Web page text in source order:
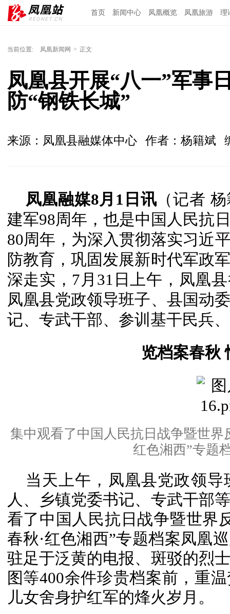
首页 新闻中心 凤凰概览 凤凰旅游 理
当前位置: 凤凰新闻网 > 正文
凤凰县开展“八一”军事
防“钢铁长城”
来源：凤凰县融媒体中心 作者：杨籍斌
凤凰融媒8月1日讯 （记者
建军98周年，也是中国人民抗
80周年，为深入贯彻落实习近
防教育，巩固发展新时代军政
深走实，7月31日上午，凤凰
凤凰县党政领导班子、县国动
记、专武干部、参训基干民兵
览档案春秋
集中观看了中国人民抗日战争暨世界
红色湘西”专题
当天上午，凤凰县党政领
人、乡镇党委书记、专武干部
看了中国人民抗日战争暨世界
春秋·红色湘西”专题档案凤凰
驻足于泛黄的电报、斑驳的烈
图等400余件珍贵档案前，重
儿女舍身护红军的烽火岁月。